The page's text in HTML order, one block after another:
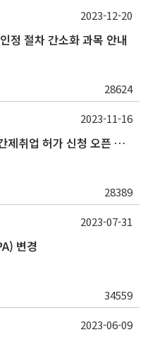
정 절차 간소화 과목 안내
28624
2023-12-20
학생정보시스템 내 유학생 시간제취업 허가 신청 오픈 안내
28389
2023-11-16
변경
34559
2023-07-31
2023-06-09